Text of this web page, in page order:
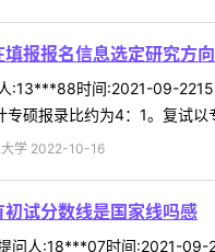
报报名信息选定研究方
:13***88时间:2021-09-
硕报录比约为4：1。复试
大学 2022-10-16
试分数线是国家线吗感
问人:18***07时间:2021-09-